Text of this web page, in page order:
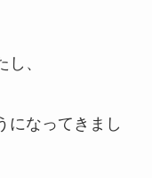
、
になってきまし